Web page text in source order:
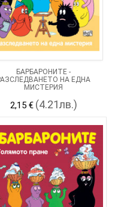
БАРБАРОНИТЕ -
НА ЕДНА
МИСТЕРИЯ
2,15 € (4.21лв.)